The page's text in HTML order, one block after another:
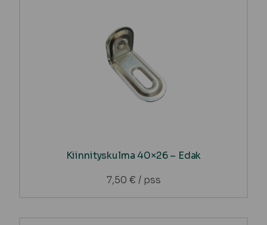
Kiinnityskulma 40×26 – Edak
7,50 € / pss